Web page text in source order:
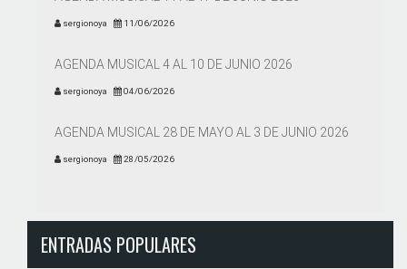
sergionoya 11/06/2026
AGENDA MUSICAL 4 AL 10 DE JUNIO 2026
sergionoya 04/06/2026
AGENDA MUSICAL 28 DE MAYO AL 3 DE JUNIO 2026
sergionoya 28/05/2026
ENTRADAS POPULARES